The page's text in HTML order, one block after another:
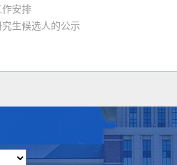
安排
生候选人的公示